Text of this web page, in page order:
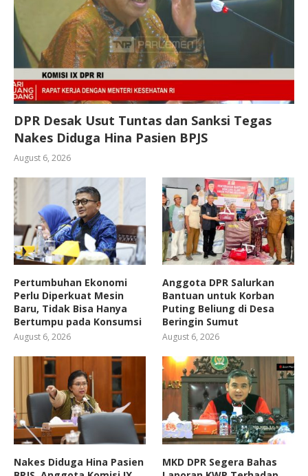
DPR Desak Usut Tuntas dan Sanksi Tegas
Nakes Diduga Hina Pasien BPJS
August 6, 2026
Pertumbuhan Ekonomi
Perlu Diperkuat Mesin
Baru, Tidak Bisa Hanya
Bertumpu pada Konsumsi
August 6, 2026
Anggota DPR Salurkan
Bantuan untuk Korban
Puting Beliung di Desa
Beringin Sumut
August 6, 2026
Nakes Diduga Hina Pasien
MKD DPR Segera Bahas